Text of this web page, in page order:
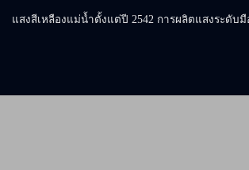
แสงสีเหลืองแม่น้ำตั้งแต่ปี 2542 การผลิตแสงระดับ